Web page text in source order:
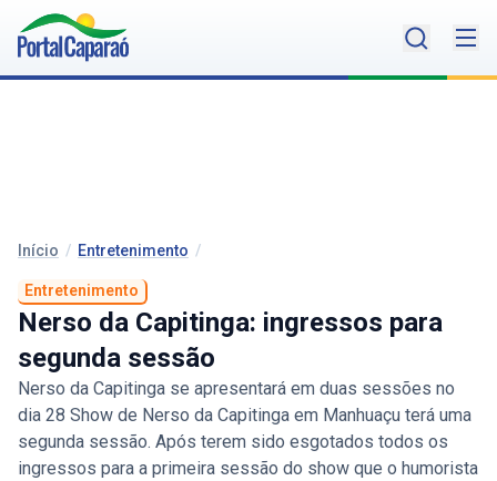
Início / Entretenimento /
Entretenimento
Nerso da Capitinga: ingressos para
segunda sessão
Nerso da Capitinga se apresentará em duas sessões no
dia 28 Show de Nerso da Capitinga em Manhuaçu terá uma
segunda sessão. Após terem sido esgotados todos os
ingressos para a primeira sessão do show que o humorista